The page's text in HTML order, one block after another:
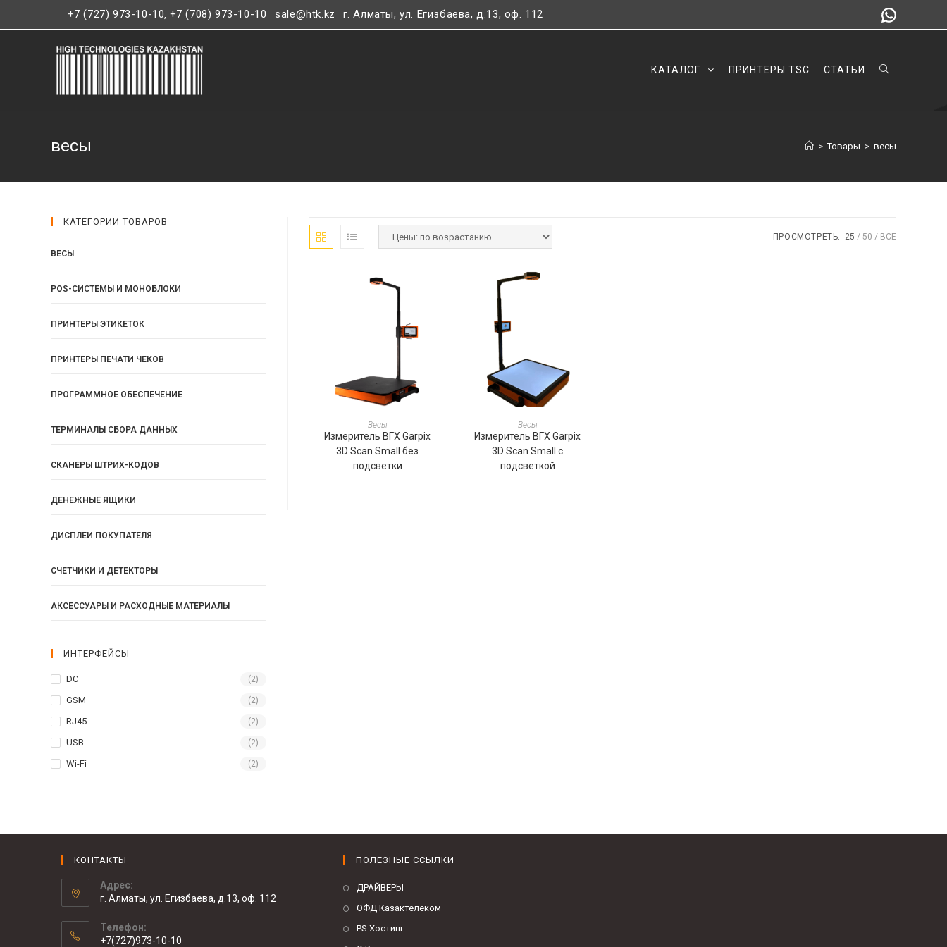
+7 (727) 973-10-10, +7 (708) 973-10-10 sale@htk.kz г. Алматы, ул. Егизбаева, д.13, оф. 112
КАТАЛОГ ПРИНТЕРЫ TSC СТАТЬИ
весы > Товары > весы
ПРОСМОТРЕТЬ: 25 50 ВСЕ
ПОДРОБНЕЕ
Весы
Измеритель ВГХ Garpix
3D Scan Small без
подсветки
ПОДРОБНЕЕ
Весы
Измеритель ВГХ Garpix
3D Scan Small с
подсветкой
КАТЕГОРИИ ТОВАРОВ
ВЕСЫ
POS-СИСТЕМЫ И МОНОБЛОКИ
ПРИНТЕРЫ ЭТИКЕТОК
ПРИНТЕРЫ ПЕЧАТИ ЧЕКОВ
ПРОГРАММНОЕ ОБЕСПЕЧЕНИЕ
ТЕРМИНАЛЫ СБОРА ДАННЫХ
СКАНЕРЫ ШТРИХ-КОДОВ
ДЕНЕЖНЫЕ ЯЩИКИ
ДИСПЛЕИ ПОКУПАТЕЛЯ
СЧЕТЧИКИ И ДЕТЕКТОРЫ
АКСЕССУАРЫ И РАСХОДНЫЕ МАТЕРИАЛЫ
ИНТЕРФЕЙСЫ
DC (2)
GSM (2)
RJ45 (2)
USB (2)
Wi-Fi (2)
КОНТАКТЫ
Адрес:
г. Алматы, ул. Егизбаева, д.13, оф. 112
Телефон:
+7(727)973-10-10
ПОЛЕЗНЫЕ ССЫЛКИ
ДРАЙВЕРЫ
ОФД Казактелеком
PS Хостинг